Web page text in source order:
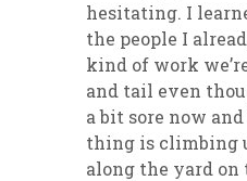
hesitating. I
the people I
kind of work
and tail even
a bit sore now
thing is climbing
along the yard on